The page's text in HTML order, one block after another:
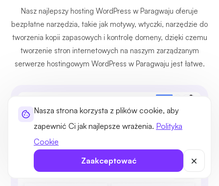
Nasza strona korzysta z plików cookie, aby
zapewnić Ci jak najlepsze wrażenia. Polityka
Cookie
Zaakceptować
Nasz najlepszy hosting WordPress w Paragwaju oferuje
bezpłatne narzędzia, takie jak motywy, wtyczki, narzędzie do
tworzenia kopii zapasowych i kontrolę domeny, dzięki czemu
tworzenie stron internetowych na naszym zarządzanym
serwerze hostingowym WordPress w Paragwaju jest łatwe.